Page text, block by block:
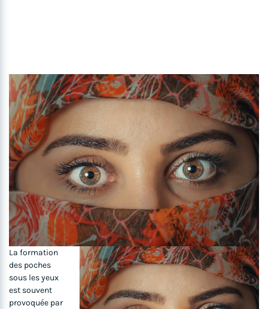
La formation
des poches
sous les yeux
est souvent
provoquée par